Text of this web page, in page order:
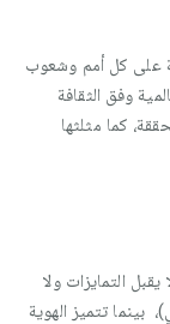
على كل أمم وشعوب
وفق الثقافة
كما مثلثها
التمايزات ولا
تتميز الهوية